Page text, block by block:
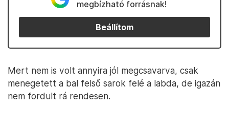
megbízható forrásnak!
Beállítom
Mert nem is volt annyira jól megcsavarva, csak
menegetett a bal felső sarok felé a labda, de igazán
nem fordult rá rendesen.